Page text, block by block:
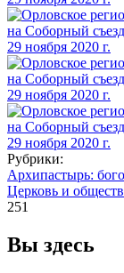
Рубрики:
Архипастырь:
Церковь и
251
Вы здесь